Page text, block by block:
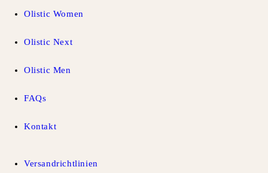
Olistic Women
Olistic Next
Olistic Men
FAQs
Kontakt
Versandrichtlinien